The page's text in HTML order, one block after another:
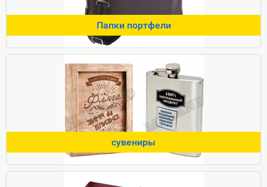
Папки портфели
сувениры